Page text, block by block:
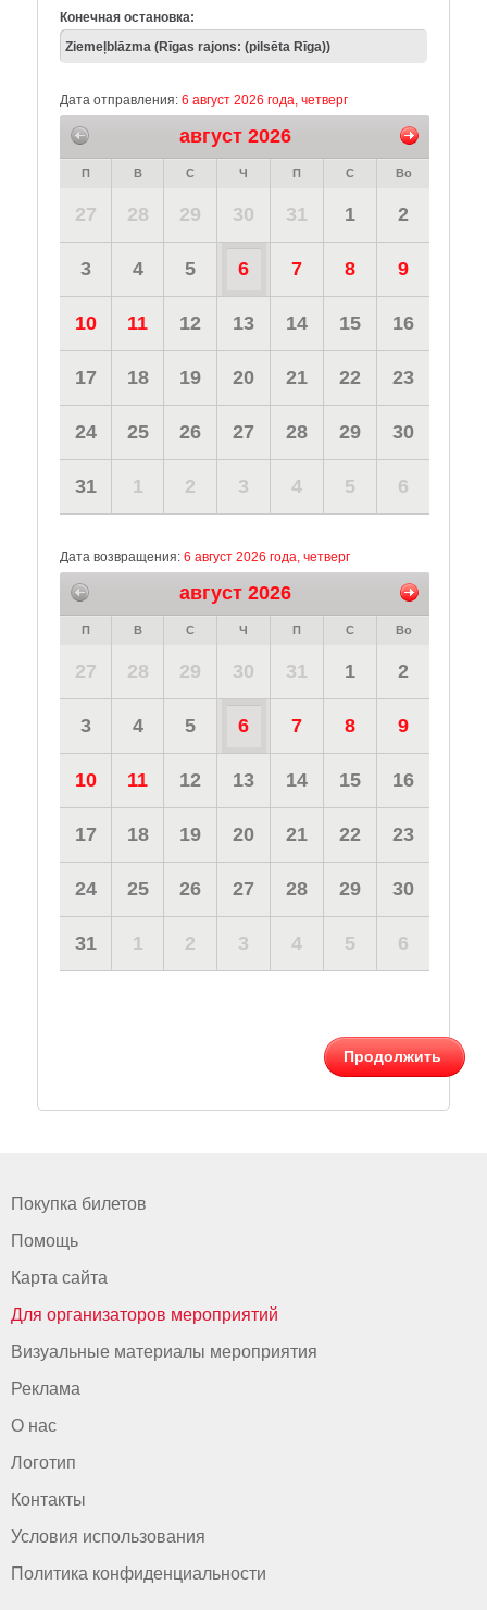
Конечная остановка:
Дата отправления: 6 август 2026 года, четверг
август 2026
П В С Ч П С Во
27 28 29 30 31 1 2
3 4 5 6 7 8 9
10 11 12 13 14 15 16
17 18 19 20 21 22 23
24 25 26 27 28 29 30
31 1 2 3 4 5 6
Дата возвращения: 6 август 2026 года, четверг
август 2026
П В С Ч П С Во
27 28 29 30 31 1 2
3 4 5 6 7 8 9
10 11 12 13 14 15 16
17 18 19 20 21 22 23
24 25 26 27 28 29 30
31 1 2 3 4 5 6
Продолжить
Покупка билетов
Помощь
Карта сайта
Для организаторов мероприятий
Визуальные материалы мероприятия
Реклама
О нас
Логотип
Контакты
Условия использования
Политика конфиденциальности